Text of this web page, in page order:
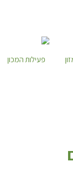
פעילות המכון